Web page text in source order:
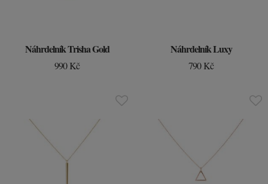
Náhrdelník Trisha Gold
990 Kč
Náhrdelník Luxy
790 Kč